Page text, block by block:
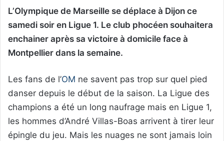
L’Olympique de Marseille se déplace à Dijon ce
samedi soir en Ligue 1. Le club phocéen souhaitera
enchainer après sa victoire à domicile face à
Montpellier dans la semaine.
Les fans de l’OM ne savent pas trop sur quel pied
danser depuis le début de la saison. La Ligue des
champions a été un long naufrage mais en Ligue 1,
les hommes d’André Villas-Boas arrivent à tirer leur
épingle du jeu. Mais les nuages ne sont jamais loin